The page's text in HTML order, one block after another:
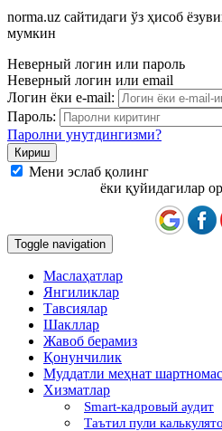
norma.uz сайтидаги ўз ҳисоб
мумкин
Неверный логин или пароль
Неверный логин или email
Логин ёки e-mail:
Пароль:
Паролни унутдингизми?
Мени эслаб қолинг
ёки қуйидагилар
Toggle navigation
Маслаҳатлар
Янгиликлар
Тавсиялар
Шакллар
Жавоб берамиз
Қонунчилик
Муддатли меҳнат
Хизматлар
Smart-кадровый аудит
Таътил пули